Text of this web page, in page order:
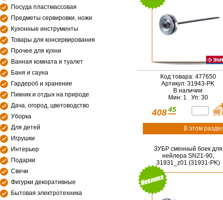
Посуда пластмассовая
Предметы сервировки, ножи
Кухонные инструменты
Товары для консервирования
Прочее для кухни
Ванная комната и туалет
Баня и сауна
Гардероб и хранение
Пикник и отдых на природе
Дача, огород, цветоводство
Уборка
Для детей
Игрушки
Интерьер
Подарки
Свечи
Фигурки декоративные
Бытовая электротехника
Код товара: 477650
Артикул: 31943-PK
В наличии
Мин: 1 Уп: 30
408 45
В этом
ЗУБР сменный боек для
нейлера SN21-90,
31931_z01 (31931-PK)